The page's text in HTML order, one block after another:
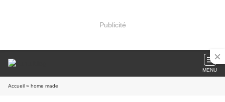
Publicité
MENU
Accueil » home made